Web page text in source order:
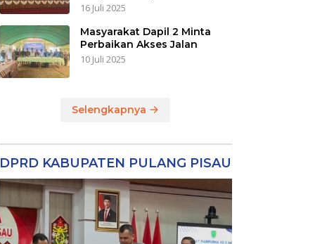
16 Juli 2025
Masyarakat Dapil 2 Minta
Perbaikan Akses Jalan
10 Juli 2025
Selengkapnya
DPRD KABUPATEN PULANG PISAU